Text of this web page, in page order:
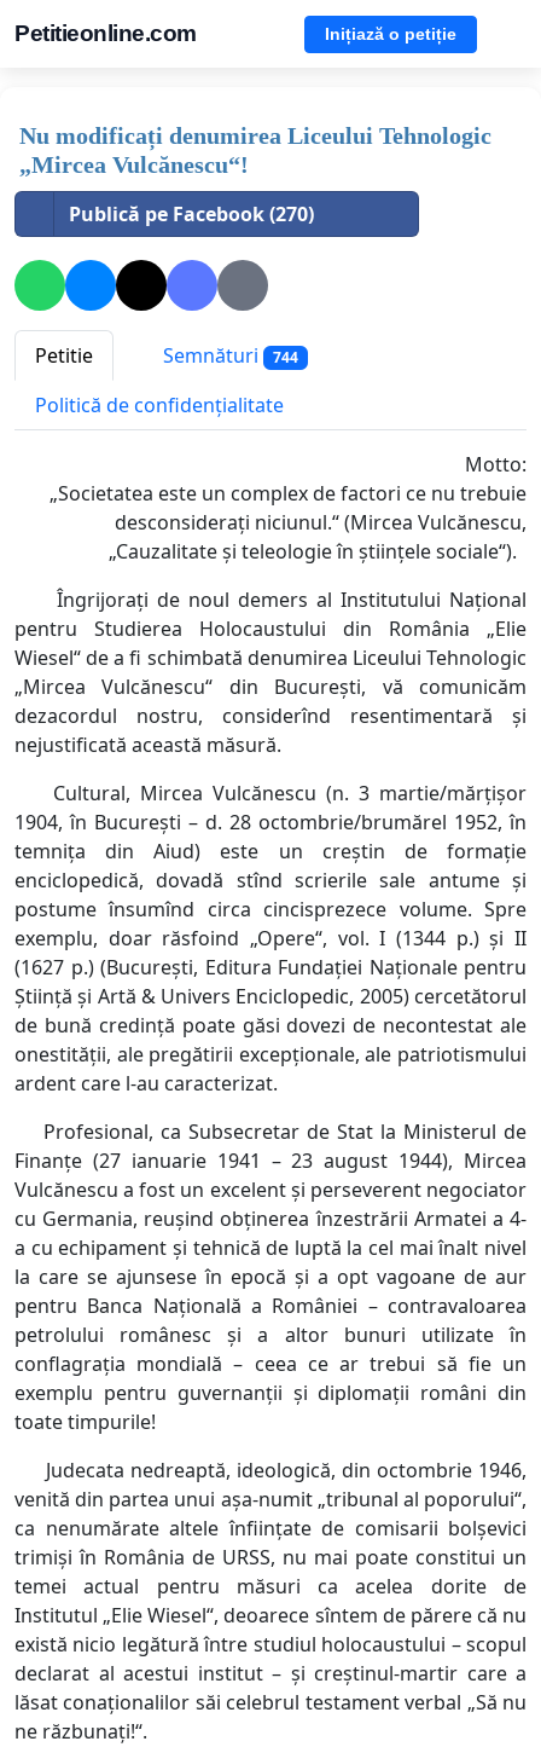
Petitieonline.com Inițiază o petiție
Nu modificați denumirea Liceului Tehnologic
„Mircea Vulcănescu“!
Publică pe Facebook (270)
Petitie Semnături 744
Politică de confidențialitate
Motto:
„Societatea este un complex de factori ce nu trebuie
desconsiderați niciunul.“ (Mircea Vulcănescu,
„Cauzalitate și teleologie în științele sociale“).
Îngrijorați de noul demers al Institutului Național
pentru Studierea Holocaustului din România „Elie
Wiesel“ de a fi schimbată denumirea Liceului Tehnologic
„Mircea Vulcănescu“ din București, vă comunicăm
dezacordul nostru, considerînd resentimentară și
nejustificată această măsură.
Cultural, Mircea Vulcănescu (n. 3 martie/mărțișor
1904, în București – d. 28 octombrie/brumărel 1952, în
temnița din Aiud) este un creștin de formație
enciclopedică, dovadă stînd scrierile sale antume și
postume însumînd circa cincisprezece volume. Spre
exemplu, doar răsfoind „Opere“, vol. I (1344 p.) și II
(1627 p.) (București, Editura Fundației Naționale pentru
Știință și Artă & Univers Enciclopedic, 2005) cercetătorul
de bună credință poate găsi dovezi de necontestat ale
onestității, ale pregătirii excepționale, ale patriotismului
ardent care l-au caracterizat.
Profesional, ca Subsecretar de Stat la Ministerul de
Finanțe (27 ianuarie 1941 – 23 august 1944), Mircea
Vulcănescu a fost un excelent și perseverent negociator
cu Germania, reușind obținerea înzestrării Armatei a 4-
a cu echipament și tehnică de luptă la cel mai înalt nivel
la care se ajunsese în epocă și a opt vagoane de aur
pentru Banca Națională a României – contravaloarea
petrolului românesc și a altor bunuri utilizate în
conflagrația mondială – ceea ce ar trebui să fie un
exemplu pentru guvernanții și diplomații români din
toate timpurile!
Judecata nedreaptă, ideologică, din octombrie 1946,
venită din partea unui așa-numit „tribunal al poporului“,
ca nenumărate altele înființate de comisarii bolșevici
trimiși în România de URSS, nu mai poate constitui un
temei actual pentru măsuri ca acelea dorite de
Institutul „Elie Wiesel“, deoarece sîntem de părere că nu
există nicio legătură între studiul holocaustului – scopul
declarat al acestui institut – și creștinul-martir care a
lăsat conaționalilor săi celebrul testament verbal „Să nu
ne răzbunați!“.